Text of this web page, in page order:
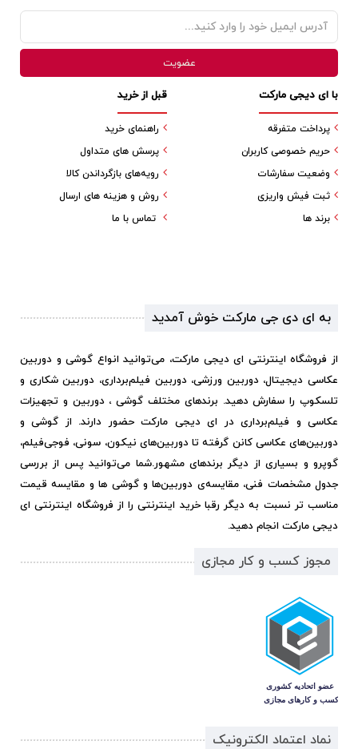
قبل از خرید
راهنمای خرید
پرسش های متداول
رویه‌های بازگرداندن کالا
روش و هزینه های ارسال
تماس با ما
با ای دیجی مارکت
پرداخت متفرقه
حریم خصوصی کاربران
وضعیت سفارشات
ثبت فیش واریزی
برند ها
به ای دی جی مارکت خوش آمدید
از فروشگاه اینترنتی ای دیجی مارکت، می‌توانید انواع گوشی و دوربین
عکاسی دیجیتال، دوربین ورزشی، دوربین فیلم‌برداری، دوربین شکاری و
تلسکوپ را سفارش دهید. برندهای مختلف گوشی ، دوربین و تجهیزات
عکاسی و فیلم‌برداری در ای دیجی مارکت حضور دارند. از گوشی و
دوربین‌های عکاسی کانن گرفته تا دوربین‌های نیکون، سونی، فوجی‌فیلم،
گوپرو و بسیاری از دیگر برندهای مشهور.شما می‌توانید پس از بررسی
جدول مشخصات فنی، مقایسه‌ی دوربین‌ها و گوشی ها و مقایسه قیمت
مناسب تر نسبت به دیگر رقبا خرید اینترنتی را از فروشگاه اینترنتی ای
دیجی مارکت انجام دهید.
مجوز کسب و کار مجازی
نماد اعتماد الکترونیک